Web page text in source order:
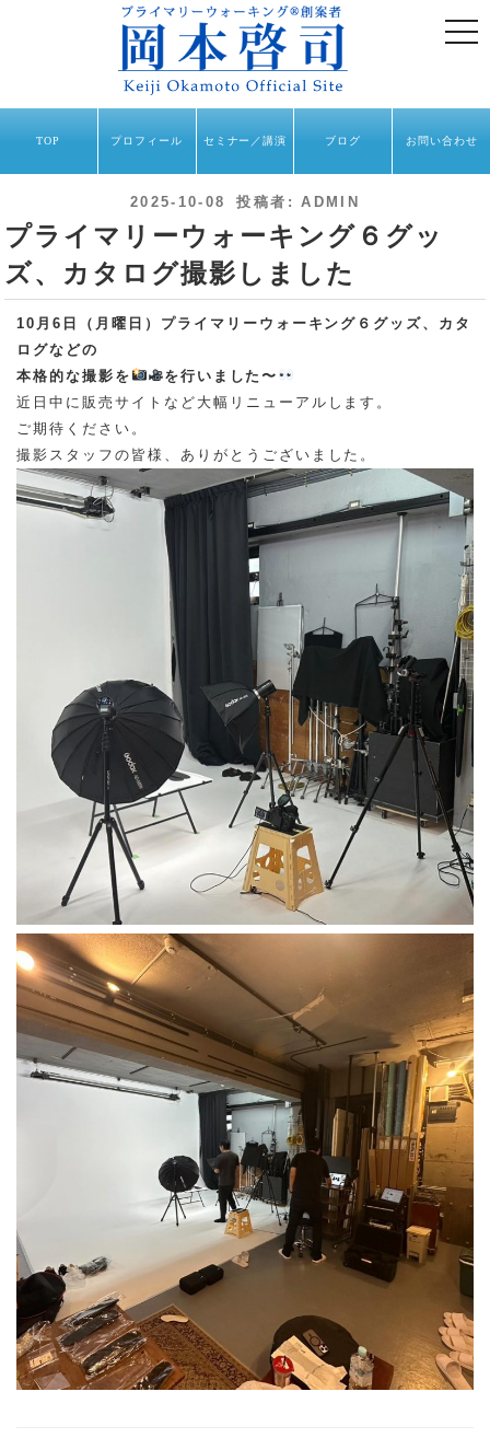
TOP プロフィール セミナー／講演 ブログ お問い合わせ
投
稿
日:
2025-10-08 投稿者:ADMIN
プライマリーウォーキング６グッ
ズ、カタログ撮影しました
10月6日（月曜日）プライマリーウォーキング６グッズ、カタ
ログなどの
本格的な撮影を
を行いました〜
近日中に販売サイトなど大幅リニューアルします。
ご期待ください。
撮影スタッフの皆様、ありがとうございました。